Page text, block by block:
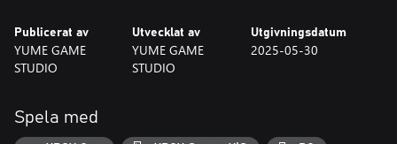
Publicerat av
YUME GAME
STUDIO
Utvecklat av
YUME GAME
STUDIO
Utgivningsdatum
2025-05-30
Spela med